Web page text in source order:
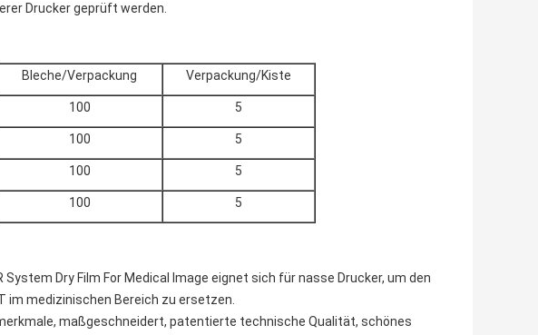
Drucker geprüft werden.
Bleche/Verpackung Verpackung/Kiste
100 5
100 5
100 5
100 5
System Dry Film For Medical Image eignet sich für nasse Drucker, um den
im medizinischen Bereich zu ersetzen.
maßgeschneidert, patentierte technische Qualität, schönes